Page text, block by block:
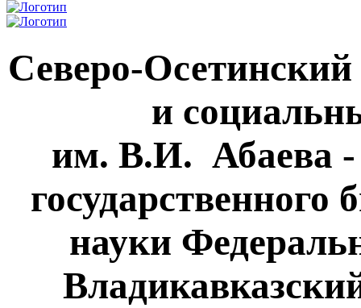
Северо-
и
им. В.И. Абаева -
науки